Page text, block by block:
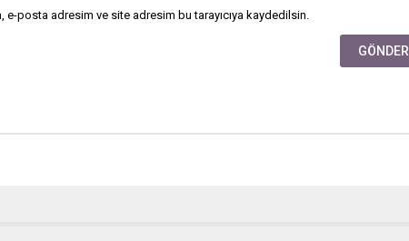
e-posta adresim ve site adresim bu tarayıcıya kaydedilsin.